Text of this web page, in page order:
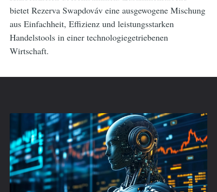
bietet Rezerva Swapdováv eine ausgewogene Mischung
aus Einfachheit, Effizienz und leistungsstarken
Handelstools in einer technologiegetriebenen
Wirtschaft.